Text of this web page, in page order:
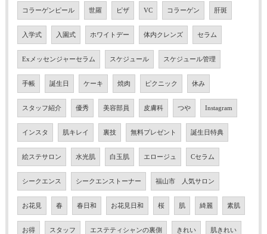
コラーゲンピール 世羅 ピザ VC コラーゲン 肝斑
入学式 入園式 ホワイトデー 体内クレンズ セラム
Exメッセンジャーセラム スケジュール スケジュール管理
手帳 誕生日 ケーキ 焼肉 ピクニック 休み
スタッフ紹介 優秀 美容部員 皮膚科 つや Instagram
インスタ 肌キレイ 裏技 無料プレゼント 誕生日特典
絵ステサロン 水光肌 白玉肌 エロージュ Cセラム
シークエンス シークエンストーナー 福山市 人気サロン
お花見 春 春日和 お花見日和 桜 肌 綺麗 素肌
お得 スタッフ エステティシャンの裏側 きれい 肌きれい